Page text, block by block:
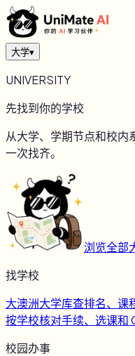
大学▾
UNIVERSITY
先找到你的学校
从大学、学期节点和校内
一次找齐。
浏览全部
找学校
大澳洲大学库查排名、课
按学校核对手续、选课和
校园办事